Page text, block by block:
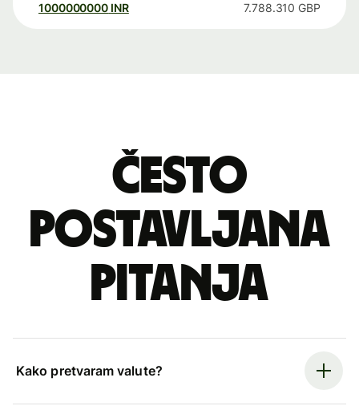
1000000000 INR 7.788.310 GBP
Često
postavljana
pitanja
Kako pretvaram valute?